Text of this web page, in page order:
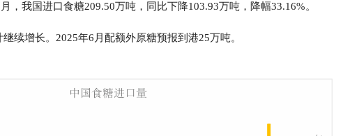
，我国进口食糖209.50万吨，同比下降103.93万吨，降幅33.16%。
续增长。2025年6月配额外原糖预报到港25万吨。